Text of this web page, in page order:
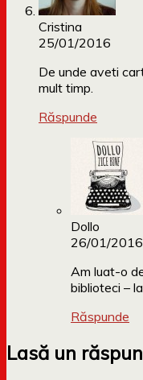
Cristina
25/01/2016
De unde aveti
mult timp.
Răspunde
Dollo
26/01/2016
Am luat-o
biblioteci –
Răspunde
Lasă un